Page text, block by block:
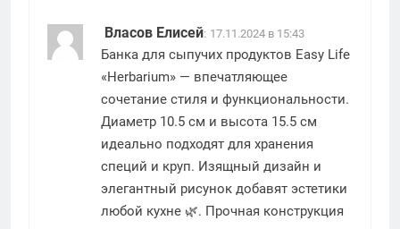
Власов Елисей: 17.11.2024 в 15:43
Банка для сыпучих продуктов Easy Life
«Herbarium» — впечатляющее
сочетание стиля и функциональности.
Диаметр 10.5 см и высота 15.5 см
идеально подходят для хранения
специй и круп. Изящный дизайн и
элегантный рисунок добавят эстетики
любой кухне 🌿. Прочная конструкция